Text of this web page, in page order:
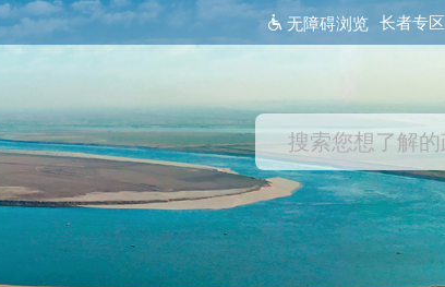
无障碍浏览 长者专区